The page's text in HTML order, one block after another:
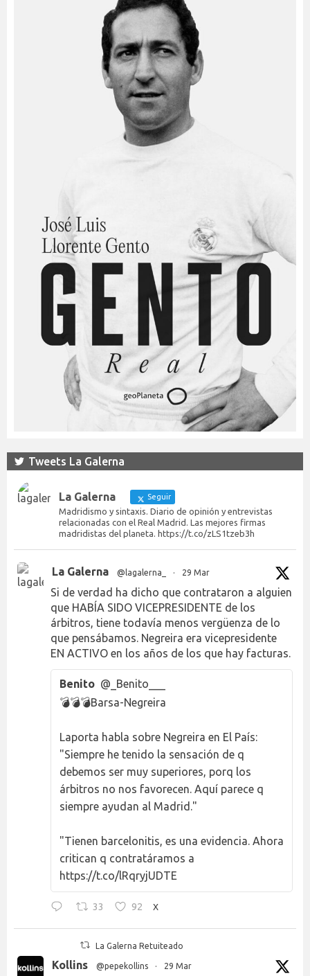
Tweets La Galerna
La Galerna Seguir
Madridismo y sintaxis. Diario de opinión y entrevistas
relacionadas con el Real Madrid. Las mejores firmas
madridistas del planeta. https://t.co/zLS1tzeb3h
La Galerna @lagalerna_ · 29 Mar
Si de verdad ha dicho que contrataron a alguien
que HABÍA SIDO VICEPRESIDENTE de los
árbitros, tiene todavía menos vergüenza de lo
que pensábamos. Negreira era vicepresidente
EN ACTIVO en los años de los que hay facturas.
Benito @_Benito___
💣💣💣Barsa-Negreira
Laporta habla sobre Negreira en El País:
"Siempre he tenido la sensación de q
debemos ser muy superiores, porq los
árbitros no nos favorecen. Aquí parece q
siempre ayudan al Madrid."
"Tienen barcelonitis, es una evidencia. Ahora
critican q contratáramos a
https://t.co/lRqryjUDTE
33 92 X
La Galerna Retuiteado
Kollins @pepekollins · 29 Mar